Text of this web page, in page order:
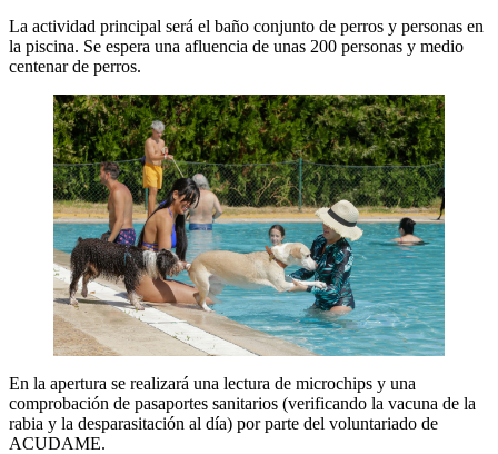
La actividad principal será el baño conjunto de perros y personas en
la piscina. Se espera una afluencia de unas 200 personas y medio
centenar de perros.
En la apertura se realizará una lectura de microchips y una
comprobación de pasaportes sanitarios (verificando la vacuna de la
rabia y la desparasitación al día) por parte del voluntariado de
ACUDAME.